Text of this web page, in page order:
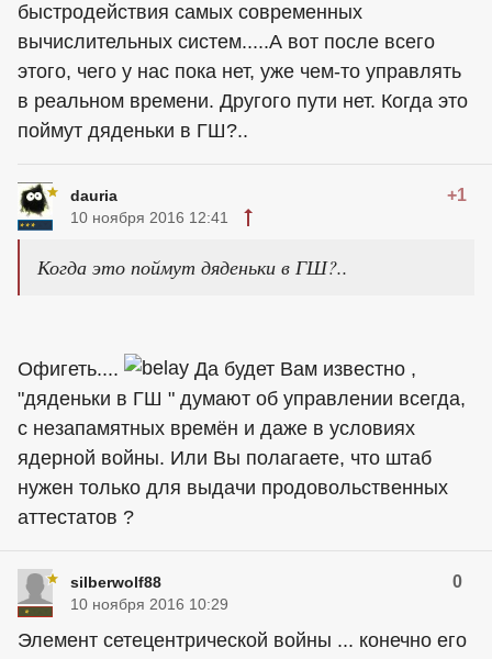
быстродействия самых современных
вычислительных систем.....А вот после всего
этого, чего у нас пока нет, уже чем-то управлять
в реальном времени. Другого пути нет. Когда это
поймут дяденьки в ГШ?..
dauria +1
10 ноября 2016 12:41
Когда это поймут дяденьки в ГШ?..
Офигеть....
Да будет Вам известно ,
"дяденьки в ГШ " думают об управлении всегда,
с незапамятных времён и даже в условиях
ядерной войны. Или Вы полагаете, что штаб
нужен только для выдачи продовольственных
аттестатов ?
silberwolf88 0
10 ноября 2016 10:29
Элемент сетецентрической войны ... конечно его